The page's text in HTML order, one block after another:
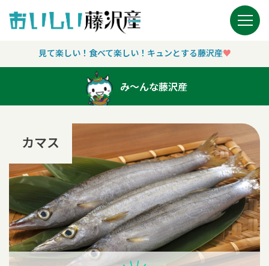
Main Navigation
見て楽しい！食べて楽しい！キュンとする藤沢産♥︎
み〜んな藤沢産
カマス